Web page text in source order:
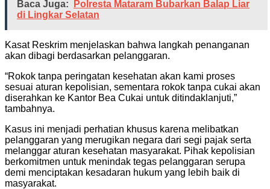
Baca Juga:
Polresta Mataram Bubarkan Balap Liar
di Lingkar Selatan
Kasat Reskrim menjelaskan bahwa langkah penanganan
akan dibagi berdasarkan pelanggaran.
“Rokok tanpa peringatan kesehatan akan kami proses
sesuai aturan kepolisian, sementara rokok tanpa cukai akan
diserahkan ke Kantor Bea Cukai untuk ditindaklanjuti,”
tambahnya.
Kasus ini menjadi perhatian khusus karena melibatkan
pelanggaran yang merugikan negara dari segi pajak serta
melanggar aturan kesehatan masyarakat. Pihak kepolisian
berkomitmen untuk menindak tegas pelanggaran serupa
demi menciptakan kesadaran hukum yang lebih baik di
masyarakat.